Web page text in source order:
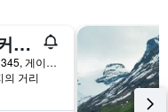
룬하임 어커머데이션
Geirangervegen 345, 게이랑거, 뫼레오그롬스달, 노르웨이
의 거리